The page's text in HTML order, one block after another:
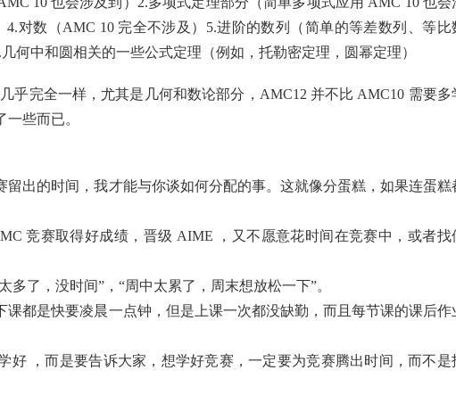
4.对数（AMC 10 完全不涉及）5.进阶的数列（简单的等差数列、等比
何中和圆相关的一些公式定理（例如，托勒密定理，圆幂定理）
乎完全一样，尤其是几何和数论部分，AMC12 并不比 AMC10 需要多
些而已。
留出的时间，我才能与你谈如何分配的事。这就像分蛋糕，如果连蛋糕
竞赛取得好成绩，晋级 AIME ，又不愿意花时间在竞赛中，或者找
多了，没时间”，“周中太累了，周末想放松一下”。
都是快要凌晨一点钟，但是上课一次都没缺勤，而且每节课的课后作
好 ，而是要告诉大家，想学好竞赛，一定要为竞赛腾出时间，而不是